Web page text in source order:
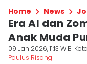
Home News
Era AI dan
Anak Muda
09 Jan 2026, 11:13 WIB
Paulus Risang